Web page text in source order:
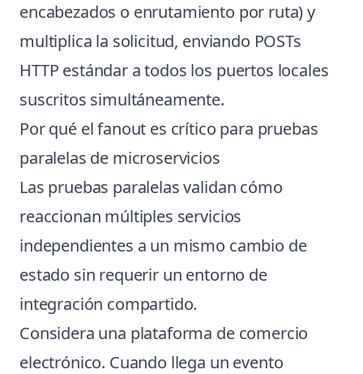
encabezados o enrutamiento por ruta) y
multiplica la solicitud, enviando POSTs
HTTP estándar a todos los puertos locales
suscritos simultáneamente.
Por qué el fanout es crítico para pruebas
paralelas de microservicios
Las pruebas paralelas validan cómo
reaccionan múltiples servicios
independientes a un mismo cambio de
estado sin requerir un entorno de
integración compartido.
Considera una plataforma de comercio
electrónico. Cuando llega un evento